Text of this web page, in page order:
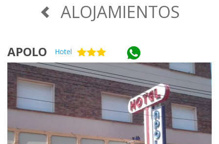
ALOJAMIENTOS
APOLO Hotel